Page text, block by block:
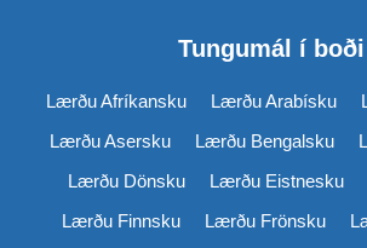
Tungumál í boði
Lærðu Afríkansku Lærðu Arabísku
Lærðu Asersku
Lærðu Bengalsku
Lærðu Dönsku
Lærðu Eistnesku
Lærðu Finnsku
Lærðu Frönsku